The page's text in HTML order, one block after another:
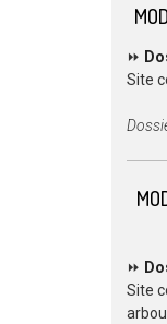
⏩
Site
⏩
Site